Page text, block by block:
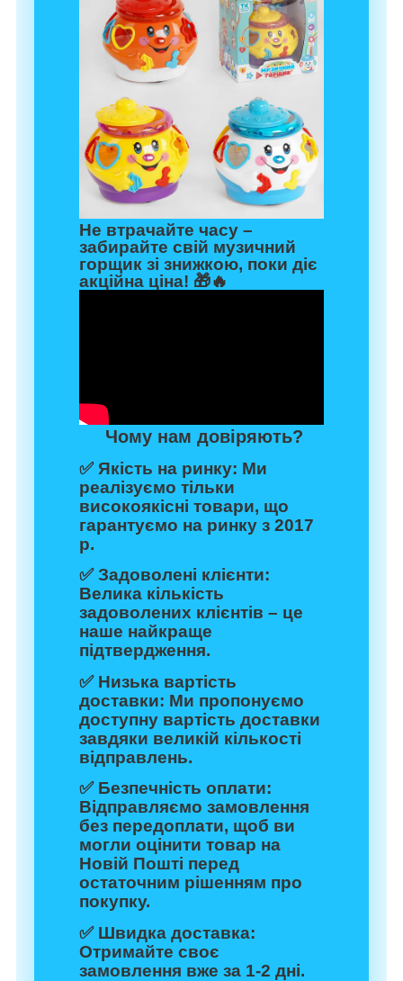
Не втрачайте часу –
забирайте свій музичний
горщик зі знижкою, поки діє
акційна ціна! 🎁🔥
Чому нам довіряють?
✅ Якість на ринку: Ми
реалізуємо тільки
високоякісні товари, що
гарантуємо на ринку з 2017
р.
✅Задоволені клієнти:
Велика кількість
задоволених клієнтів – це
наше найкраще
підтвердження.
✅ Низька вартість
доставки: Ми пропонуємо
доступну вартість доставки
завдяки великій кількості
відправлень.
✅ Безпечність оплати:
Відправляємо замовлення
без передоплати, щоб ви
могли оцінити товар на
Новій Пошті перед
остаточним рішенням про
покупку.
✅ Швидка доставка:
Отримайте своє
замовлення вже за 1-2 дні.